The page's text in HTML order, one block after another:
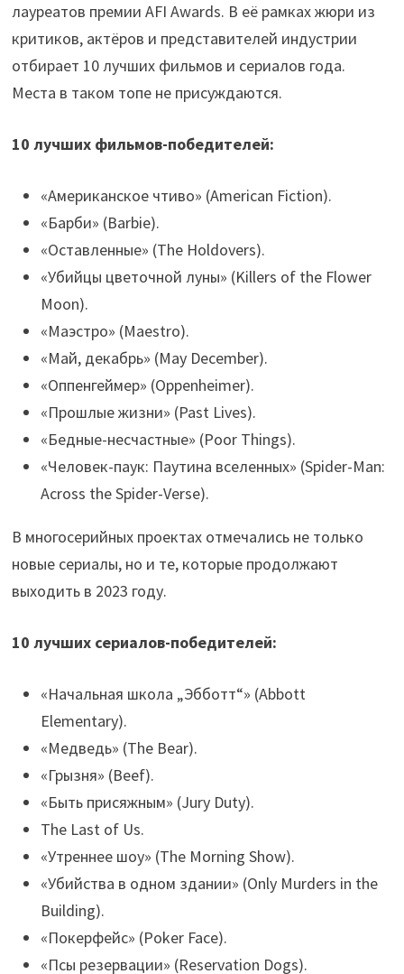
лауреатов премии AFI Awards. В её рамках жюри из
критиков, актёров и представителей индустрии
отбирает 10 лучших фильмов и сериалов года.
Места в таком топе не присуждаются.
10 лучших фильмов-победителей:
«Американское чтиво» (American Fiction).
«Барби» (Barbie).
«Оставленные» (The Holdovers).
«Убийцы цветочной луны» (Killers of the Flower
Moon).
«Маэстро» (Maestro).
«Май, декабрь» (May December).
«Оппенгеймер» (Oppenheimer).
«Прошлые жизни» (Past Lives).
«Бедные-несчастные» (Poor Things).
«Человек-паук: Паутина вселенных» (Spider-Man:
Across the Spider-Verse).
В многосерийных проектах отмечались не только
новые сериалы, но и те, которые продолжают
выходить в 2023 году.
10 лучших сериалов-победителей:
«Начальная школа „Эбботт“» (Abbott
Elementary).
«Медведь» (The Bear).
«Грызня» (Beef).
«Быть присяжным» (Jury Duty).
The Last of Us.
«Утреннее шоу» (The Morning Show).
«Убийства в одном здании» (Only Murders in the
Building).
«Покерфейс» (Poker Face).
«Псы резервации» (Reservation Dogs).